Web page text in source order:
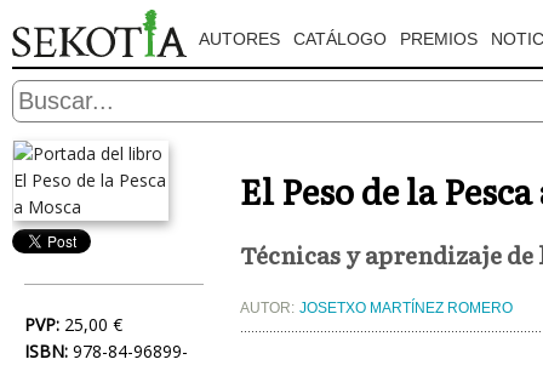
AUTORES CATÁLOGO PREMIOS
PVP: 25,00 €
ISBN: 978-84-96899-
El Peso de la
Técnicas y aprendizaje
AUTOR: JOSETXO MARTÍNEZ ROMERO